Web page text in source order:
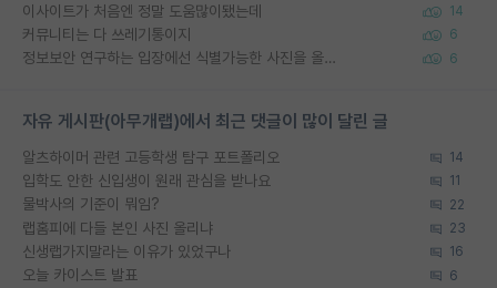
이사이트가 처음엔 정말 도움많이됐는데 14
커뮤니티는 다 쓰레기통이지 6
정보보안 연구하는 입장에선 식별가능한 사진을 올리는건 비추이긴함 6
자유 게시판(아무개랩)에서 최근 댓글이 많이 달린 글
알츠하이머 관련 고등학생 탐구 포트폴리오 14
입학도 안한 신입생이 원래 관심을 받나요 11
물박사의 기준이 뭐임? 22
랩홈피에 다들 본인 사진 올리냐 23
신생랩가지말라는 이유가 있었구나 16
오늘 카이스트 발표 6